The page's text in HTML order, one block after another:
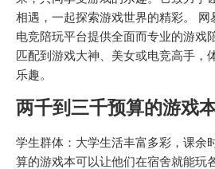
相遇，一起探索游戏世界的精彩。
电竞陪玩平台提供全面而专业的游戏
匹配到游戏大神、美女或电竞高手，
乐趣。
两千到三千预算的游戏
学生群体：大学生活丰富多彩，课余
算的游戏本可以让他们在宿舍就能玩